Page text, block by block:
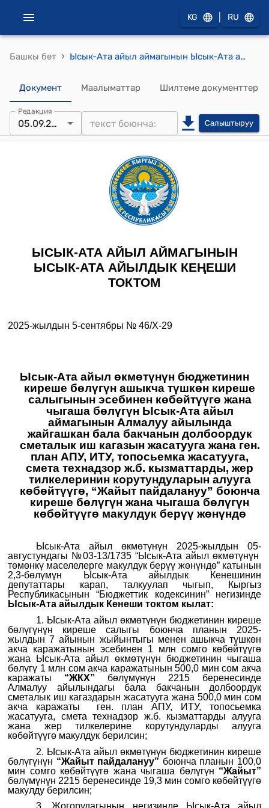
KG RU
Башкы бет › Ысык-Ата айыл аймагынын Ысык-Ата айылдык кеңешинин 2025-жылдын 5-сентябрындагы № 46/X-29 "Ысык-Ата айыл өкмөтүнүн бюджетинин киреше бөлүгүн ашыкча түшкөн киреше салыгынын эсебинен көбөйтүүгө жана чыгаша бөлүгүн Ысык-Ата айыл аймагынын Алмалуу айылында жайгашкан бала бакчанын долбоордук сметалык иш кагазын жасатууга жана ген. план АПУ, ИТУ, топосьемка жасатууга, смета технадзор ж.б. кызматтарды, жер тилкелеринин корутундуларын алууга көбөйтүүгө, “Жайыт пайдалануу” боюнча киреше бөлүгүн жана чыгаша бөлүгүн көбөйтүүгө макулдук берүү жөнүндө" токтому
Документ Маалыматтар Шилтеме документтер
Редакция
05.09.2025 Салыштыруу